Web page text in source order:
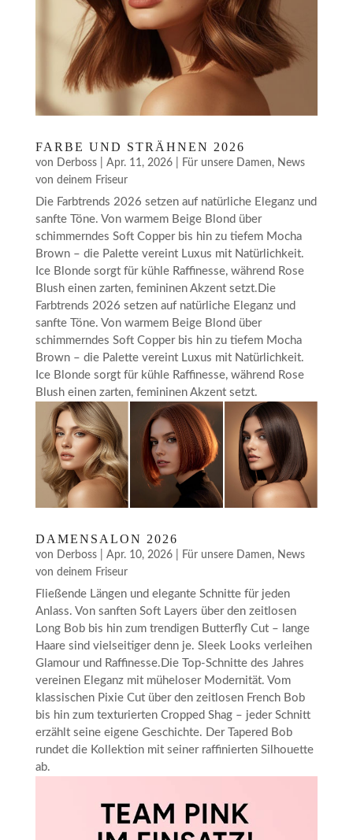
FARBE UND STRÄHNEN 2026
von Derboss| Apr. 11, 2026| Für unsere Damen, News
von deinem Friseur
Die Farbtrends 2026 setzen auf natürliche Eleganz und
sanfte Töne. Von warmem Beige Blond über
schimmerndes Soft Copper bis hin zu tiefem Mocha
Brown – die Palette vereint Luxus mit Natürlichkeit.
Ice Blonde sorgt für kühle Raffinesse, während Rose
Blush einen zarten, femininen Akzent setzt.Die
Farbtrends 2026 setzen auf natürliche Eleganz und
sanfte Töne. Von warmem Beige Blond über
schimmerndes Soft Copper bis hin zu tiefem Mocha
Brown – die Palette vereint Luxus mit Natürlichkeit.
Ice Blonde sorgt für kühle Raffinesse, während Rose
Blush einen zarten, femininen Akzent setzt.
DAMENSALON 2026
von Derboss| Apr. 10, 2026| Für unsere Damen, News
von deinem Friseur
Fließende Längen und elegante Schnitte für jeden
Anlass. Von sanften Soft Layers über den zeitlosen
Long Bob bis hin zum trendigen Butterfly Cut – lange
Haare sind vielseitiger denn je. Sleek Looks verleihen
Glamour und Raffinesse.Die Top-Schnitte des Jahres
vereinen Eleganz mit müheloser Modernität. Vom
klassischen Pixie Cut über den zeitlosen French Bob
bis hin zum texturierten Cropped Shag – jeder Schnitt
erzählt seine eigene Geschichte. Der Tapered Bob
rundet die Kollektion mit seiner raffinierten Silhouette
ab.